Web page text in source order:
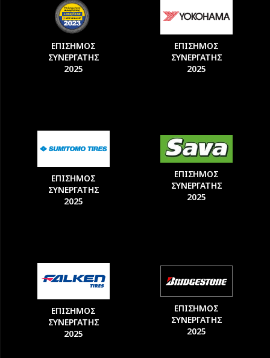
ΕΠΙΣΗΜΟΣ
ΣΥΝΕΡΓΑΤΗΣ
2025
ΕΠΙΣΗΜΟΣ
ΣΥΝΕΡΓΑΤΗΣ
2025
ΕΠΙΣΗΜΟΣ
ΣΥΝΕΡΓΑΤΗΣ
2025
ΕΠΙΣΗΜΟΣ
ΣΥΝΕΡΓΑΤΗΣ
2025
ΕΠΙΣΗΜΟΣ
ΣΥΝΕΡΓΑΤΗΣ
2025
ΕΠΙΣΗΜΟΣ
ΣΥΝΕΡΓΑΤΗΣ
2025